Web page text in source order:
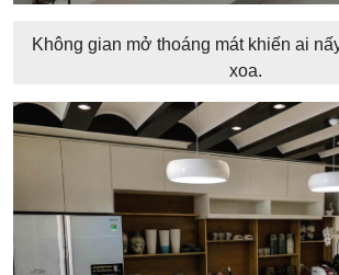
Không gian mở thoáng mát khiến ai
xoa.